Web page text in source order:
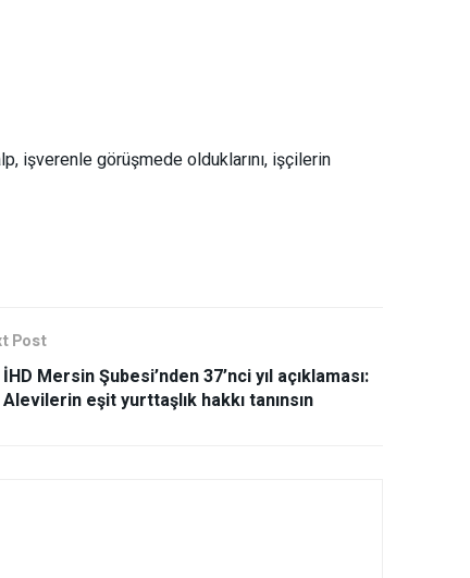
işverenle görüşmede olduklarını, işçilerin
Post
İHD Mersin Şubesi’nden 37’nci yıl açıklaması:
Alevilerin eşit yurttaşlık hakkı tanınsın